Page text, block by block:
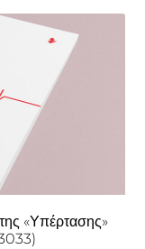
«Υπέρτασης»